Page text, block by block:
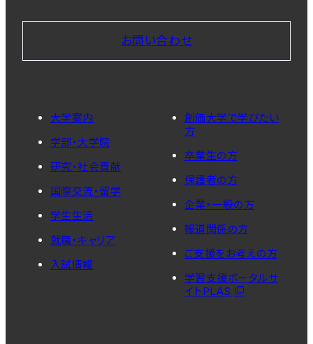
お問い合わせ
大学案内
学部・大学院
研究・社会貢献
国際交流・留学
学生生活
就職・キャリア
入試情報
創価大学で学びたい
方
卒業生の方
保護者の方
企業・一般の方
報道関係の方
ご支援をお考えの方
学習支援ポータルサ
イトPLAS